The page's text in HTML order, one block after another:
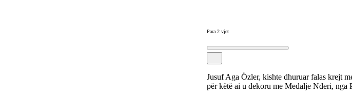
Para 2 vjet
Jusuf Aga Özler, kishte dhuruar falas krejt
për këtë ai u dekoru me Medalje Nderi, nga